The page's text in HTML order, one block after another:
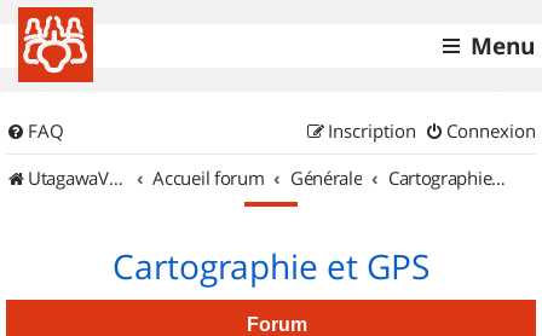
Menu
FAQ Connexion
Inscription
UtagawaVTT (Randos VTT et VTTAE avec traces GPS)
Accueil forum Générale Cartographie et GPS
Cartographie et GPS
Forum